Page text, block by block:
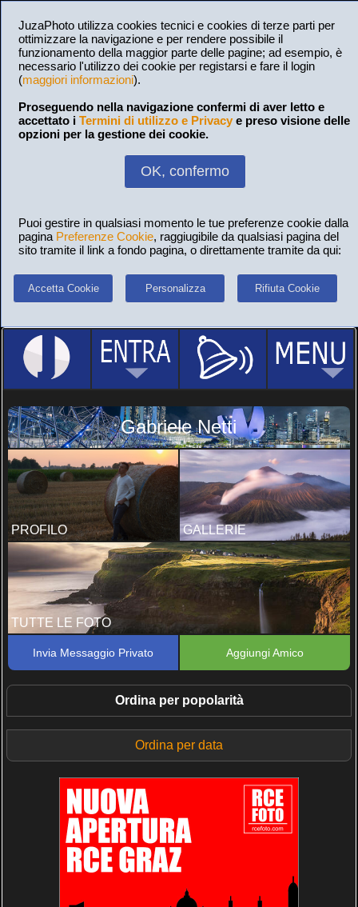
JuzaPhoto utilizza cookies tecnici e cookies di terze parti per
ottimizzare la navigazione e per rendere possibile il
funzionamento della maggior parte delle pagine; ad esempio, è
necessario l'utilizzo dei cookie per registarsi e fare il login
(maggiori informazioni).
Proseguendo nella navigazione confermi di aver letto e
accettato i Termini di utilizzo e Privacy e preso visione delle
opzioni per la gestione dei cookie.
OK, confermo
Puoi gestire in qualsiasi momento le tue preferenze cookie dalla
pagina Preferenze Cookie, raggiugibile da qualsiasi pagina del
sito tramite il link a fondo pagina, o direttamente tramite da qui:
Accetta Cookie Personalizza Rifiuta Cookie
Gabriele Netti
PROFILO GALLERIE
TUTTE LE FOTO
Invia Messaggio Privato Aggiungi Amico
Ordina per popolarità
Ordina per data